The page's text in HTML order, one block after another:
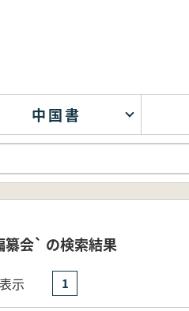
中国書
会` の検索結果
示 1